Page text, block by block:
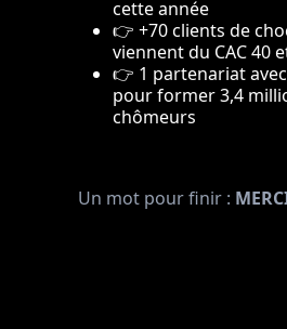
cette année
👉 +70 clients de
viennent du CAC 40
👉 1 partenariat
pour former 3,4
chômeurs
Un mot pour finir :